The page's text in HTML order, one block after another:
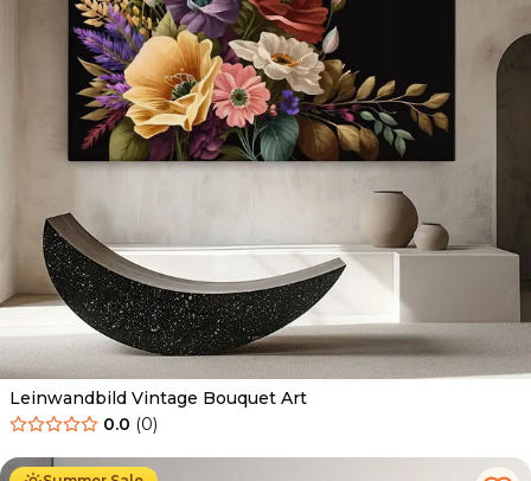
Leinwandbild Vintage Bouquet Art
0.0 (0)
Ab 39.90 € 34.90